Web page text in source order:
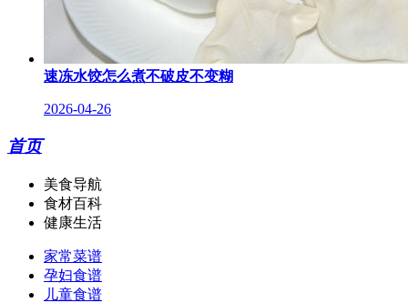
速冻水饺怎么煮不破皮不变糊
2026-04-26
首页
美食导航
食材百科
健康生活
家常菜谱
孕妇食谱
儿童食谱